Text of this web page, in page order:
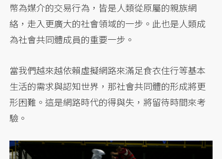
幣為媒介的交易行為，皆是人類從原屬的親族網
絡，走入更廣大的社會領域的一步。此也是人類成
為社會共同體成員的重要一步。
當我們越來越依賴虛擬網路來滿足食衣住行等基本
生活的需求與認知世界，那社會共同體的形成將更
形困難。這是網路時代的得與失，將留待時間來考
驗。